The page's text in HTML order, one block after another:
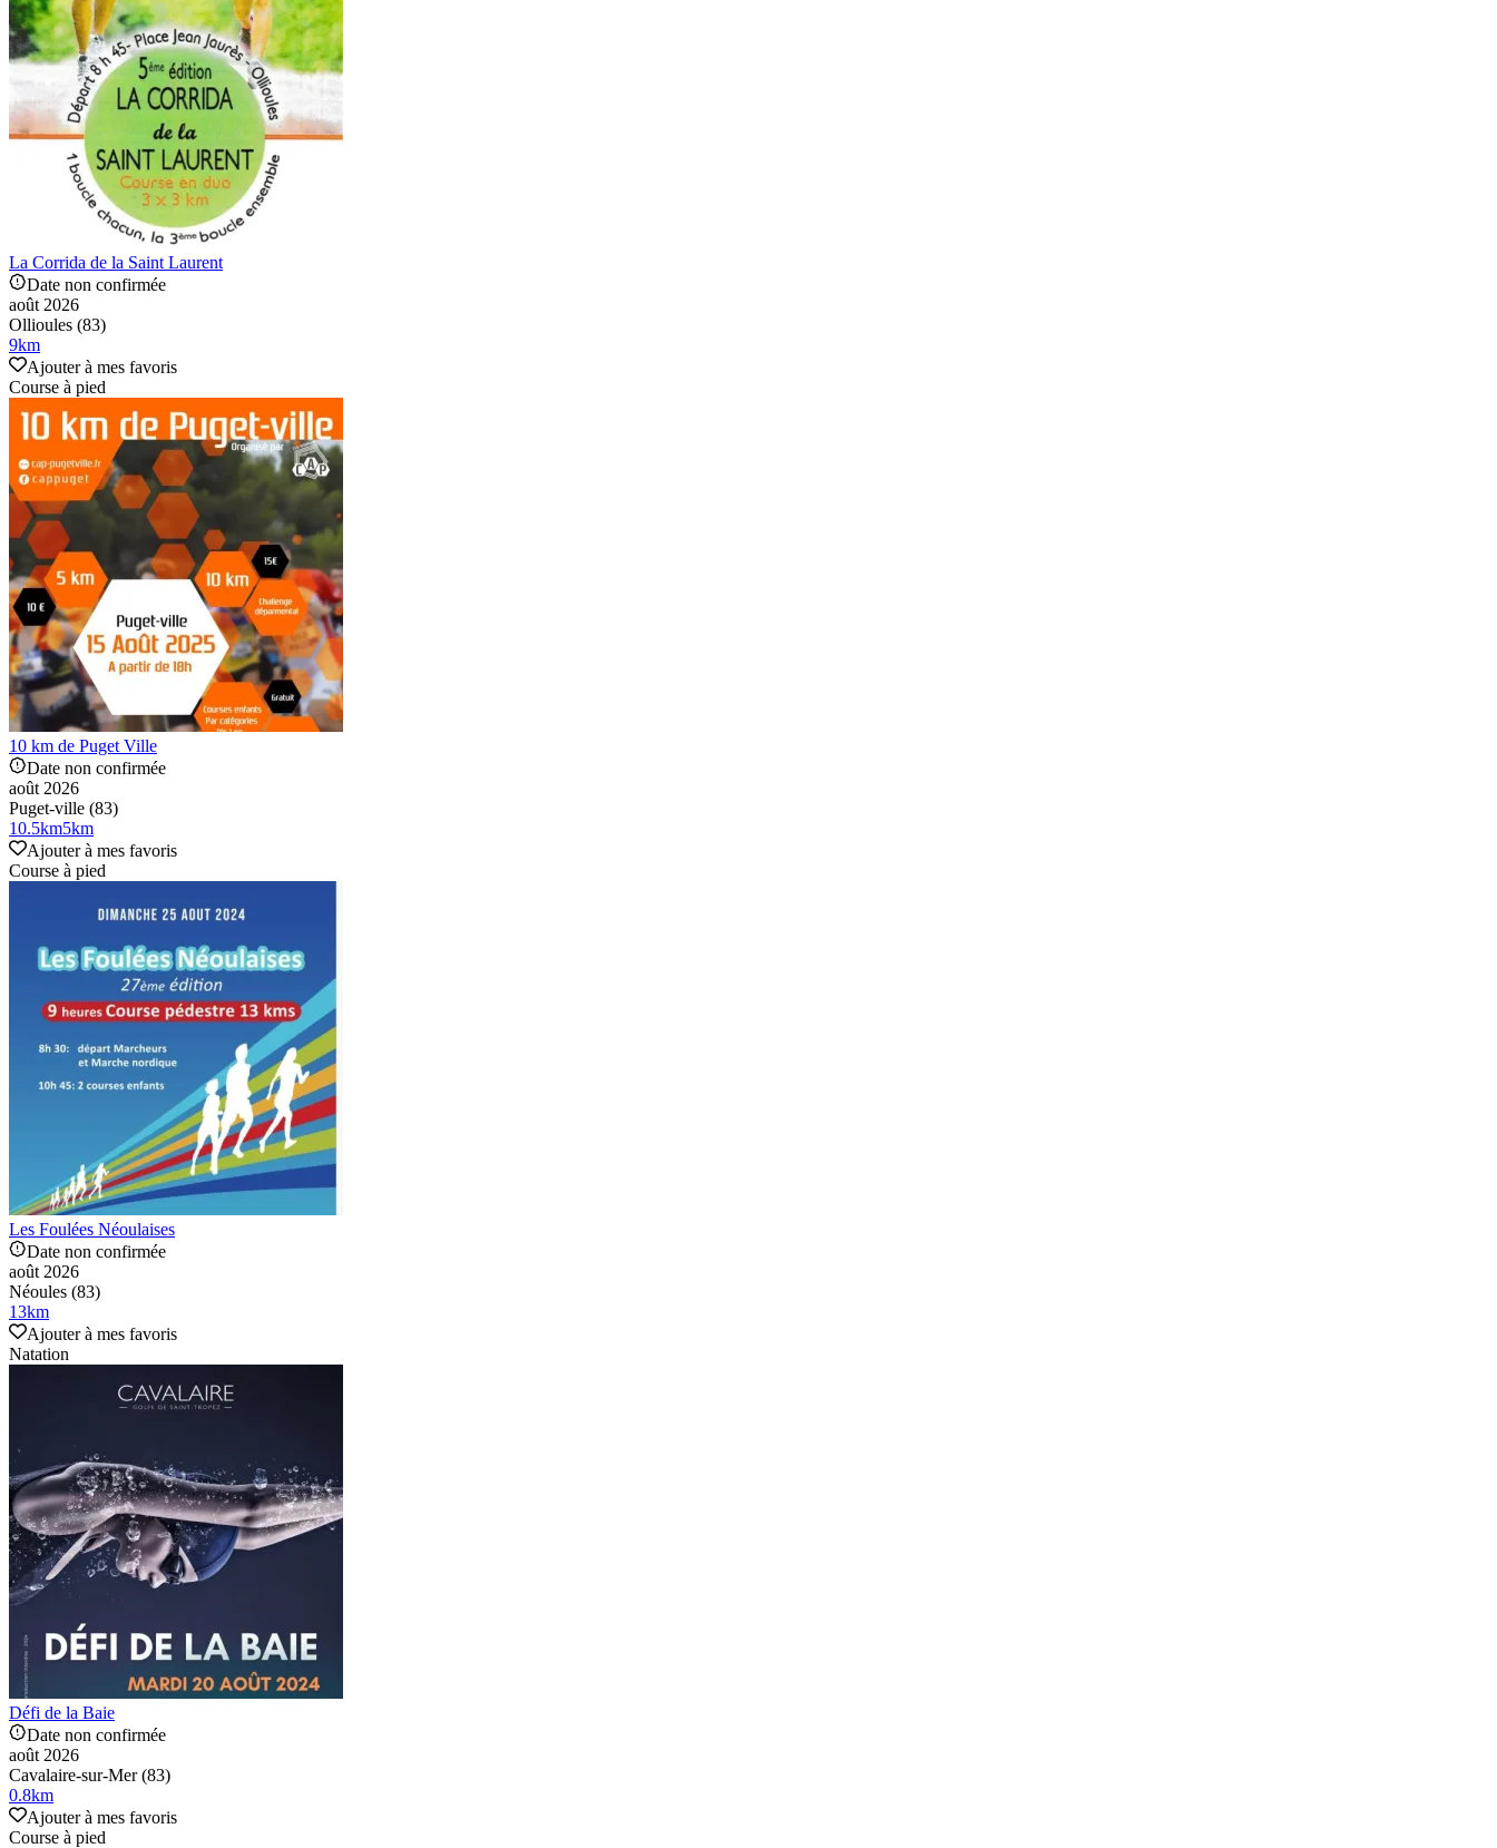
La Corrida de la Saint Laurent
Date non confirmée
août 2026
Ollioules (83)
9km
Ajouter à mes favoris
Course à pied
10 km de Puget Ville
Date non confirmée
août 2026
Puget-ville (83)
10.5km5km
Ajouter à mes favoris
Course à pied
Les Foulées Néoulaises
Date non confirmée
août 2026
Néoules (83)
13km
Ajouter à mes favoris
Natation
Défi de la Baie
Date non confirmée
août 2026
Cavalaire-sur-Mer (83)
0.8km
Ajouter à mes favoris
Course à pied